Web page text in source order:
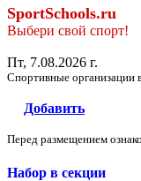
SportSchools.ru
Выбери свой спорт!
Пт, 7.08.2026 г.
Спортивные организации
Добавить
Перед размещением
Набор в секции